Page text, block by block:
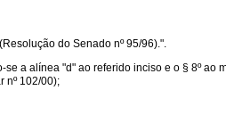
do Senado nº 95/96).".
a alínea "d" ao referido inciso e o § 8º ao
nº 102/00);